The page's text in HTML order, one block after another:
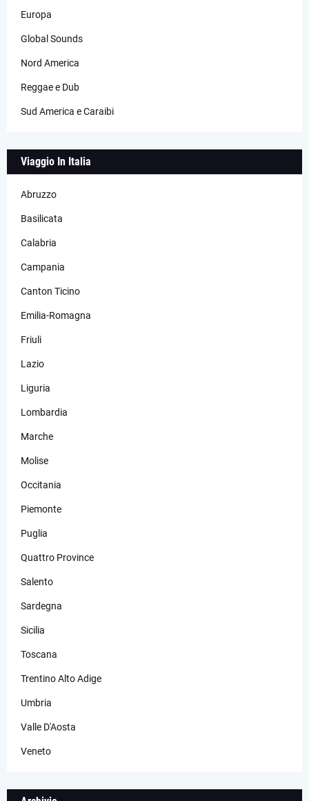
Europa
Global Sounds
Nord America
Reggae e Dub
Sud America e Caraibi
Viaggio In Italia
Abruzzo
Basilicata
Calabria
Campania
Canton Ticino
Emilia-Romagna
Friuli
Lazio
Liguria
Lombardia
Marche
Molise
Occitania
Piemonte
Puglia
Quattro Province
Salento
Sardegna
Sicilia
Toscana
Trentino Alto Adige
Umbria
Valle D'Aosta
Veneto